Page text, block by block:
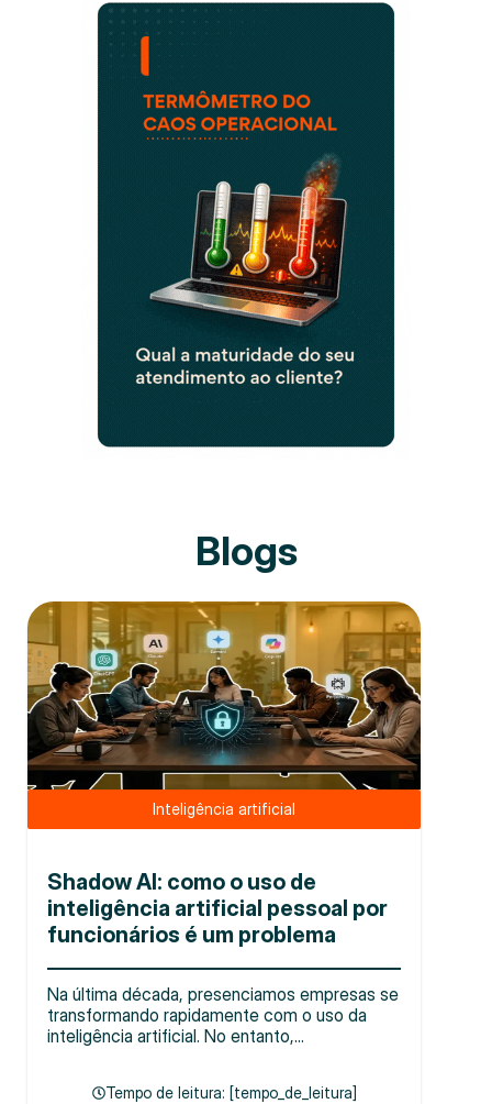
Blogs
Inteligência artificial
Shadow AI: como o uso de
inteligência artificial pessoal por
funcionários é um problema
Na última década, presenciamos empresas se
transformando rapidamente com o uso da
inteligência artificial. No entanto,...
Tempo de leitura: [tempo_de_leitura]